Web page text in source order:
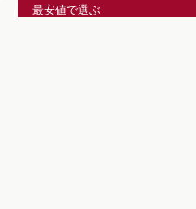
最安値で選ぶ